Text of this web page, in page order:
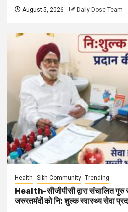
August 5, 2026 Daily Dose Team
Health Sikh Community Trending
Health-सीजीपीसी द्वारा संचालित गुरु
जरुरतमंदों को नि: शुल्क स्वास्थ्य सेवा